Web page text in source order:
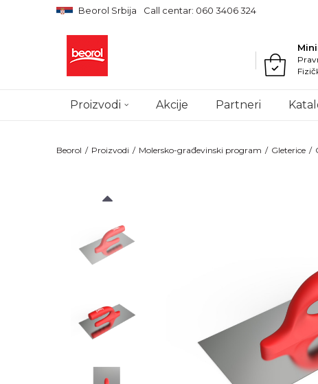
Beorol Srbija Call centar: 060 3406 324
Proizvodi Akcije Partneri
Beorol Proizvodi Molersko-građevinski program Gleterice